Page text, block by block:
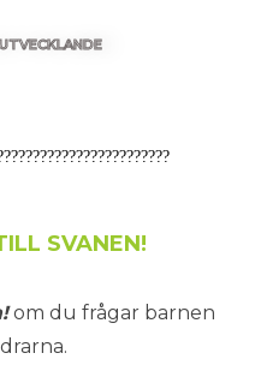
SVANEN!
om du frågar barnen